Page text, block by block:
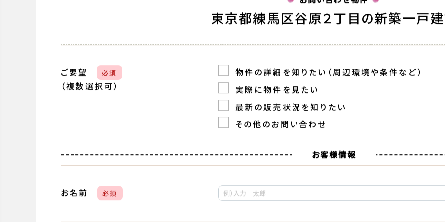
東京都練馬区谷原２丁目の新築一戸
ご要望 必須
（複数選択可）
物件の詳細を知りたい（周辺環境や条件など）
実際に物件を見たい
最新の販売状況を知りたい
その他のお問い合わせ
お客様情報
お名前 必須